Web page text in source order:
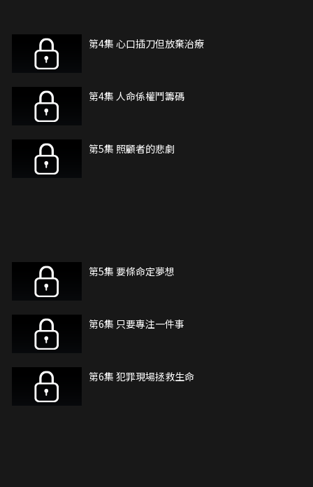
第4集 心口插刀但放棄治療
第4集 人命係權鬥籌碼
第5集 照顧者的悲劇
第5集 要條命定夢想
第6集 只要專注一件事
第6集 犯罪現場拯救生命